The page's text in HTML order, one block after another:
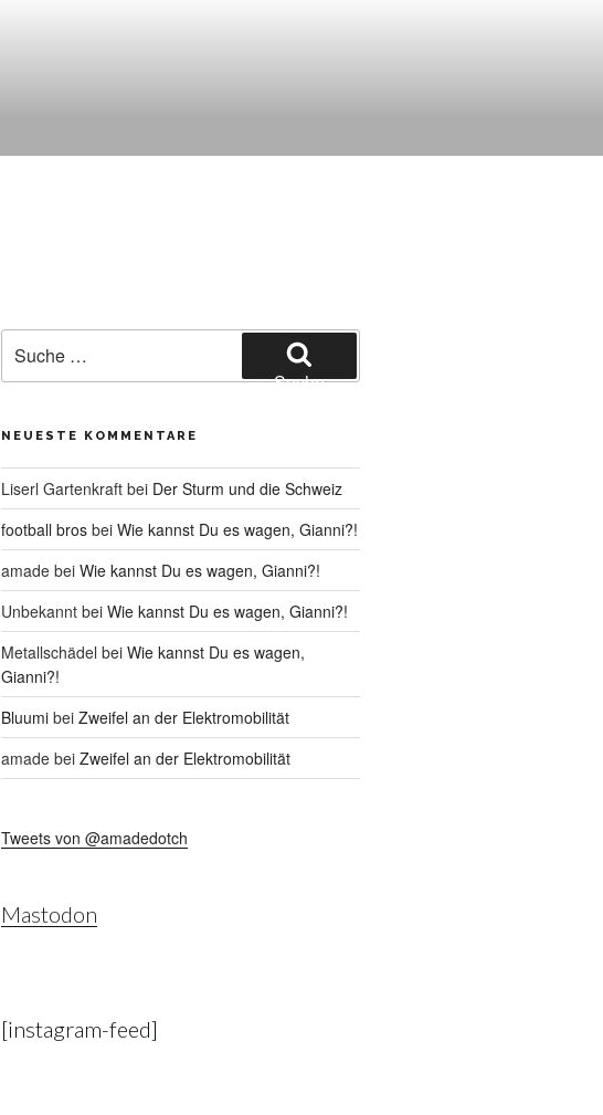
nach:
Suche
NEUESTE KOMMENTARE
Liserl Gartenkraftbei Der Sturm und die Schweiz
football brosbei Wie kannst Du es wagen, Gianni?!
amadebei Wie kannst Du es wagen, Gianni?!
Unbekanntbei Wie kannst Du es wagen, Gianni?!
Metallschädel bei Wie kannst Du es wagen,
Gianni?!
Bluumibei Zweifel an der Elektromobilität
amadebei Zweifel an der Elektromobilität
Tweets von @amadedotch
Mastodon
[instagram-feed]